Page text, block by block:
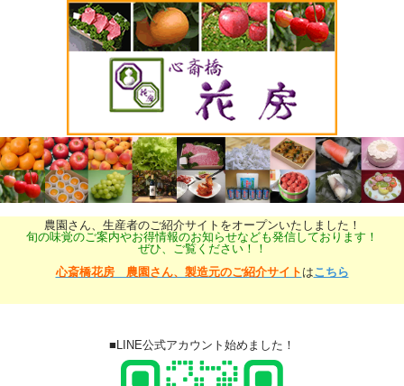
農園さん、生産者のご紹介サイトをオープンいたしました！
旬の味覚のご案内やお得情報のお知らせなども発信しております！
ぜひ、ご覧ください！！
心斎橋花房 農園さん、製造元のご紹介サイト はこちら
■LINE公式アカウント始めました！